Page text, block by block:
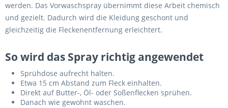
werden. Das Vorwaschspray übernimmt diese Arbeit chemisch
und gezielt. Dadurch wird die Kleidung geschont und
gleichzeitig die Fleckenentfernung erleichtert.
So wird das Spray richtig angewendet
Sprühdose aufrecht halten.
Etwa 15 cm Abstand zum Fleck einhalten.
Direkt auf Butter-, Öl- oder Soßenflecken sprühen.
Danach wie gewohnt waschen.